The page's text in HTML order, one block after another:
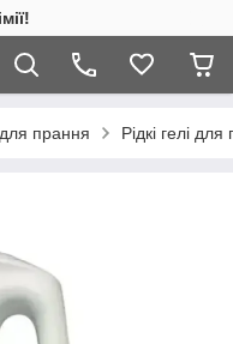
прання Рідкі гелі